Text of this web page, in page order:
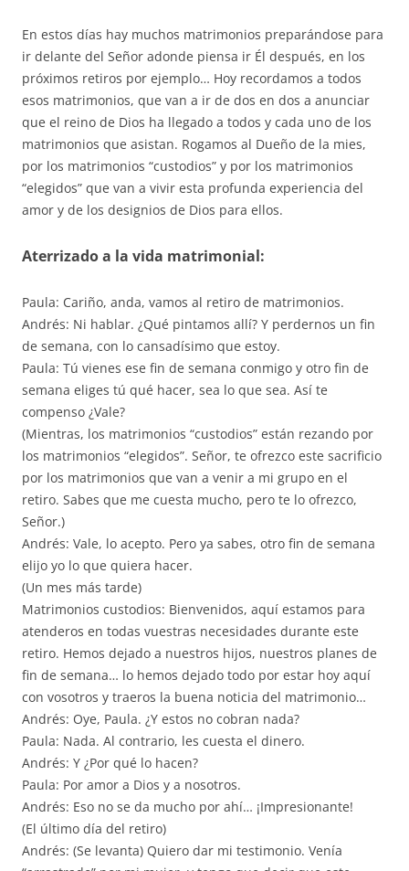
En estos días hay muchos matrimonios preparándose para
ir delante del Señor adonde piensa ir Él después, en los
próximos retiros por ejemplo… Hoy recordamos a todos
esos matrimonios, que van a ir de dos en dos a anunciar
que el reino de Dios ha llegado a todos y cada uno de los
matrimonios que asistan. Rogamos al Dueño de la mies,
por los matrimonios “custodios” y por los matrimonios
“elegidos” que van a vivir esta profunda experiencia del
amor y de los designios de Dios para ellos.
Aterrizado a la vida matrimonial:
Paula: Cariño, anda, vamos al retiro de matrimonios.
Andrés: Ni hablar. ¿Qué pintamos allí? Y perdernos un fin
de semana, con lo cansadísimo que estoy.
Paula: Tú vienes ese fin de semana conmigo y otro fin de
semana eliges tú qué hacer, sea lo que sea. Así te
compenso ¿Vale?
(Mientras, los matrimonios “custodios” están rezando por
los matrimonios “elegidos”. Señor, te ofrezco este sacrificio
por los matrimonios que van a venir a mi grupo en el
retiro. Sabes que me cuesta mucho, pero te lo ofrezco,
Señor.)
Andrés: Vale, lo acepto. Pero ya sabes, otro fin de semana
elijo yo lo que quiera hacer.
(Un mes más tarde)
Matrimonios custodios: Bienvenidos, aquí estamos para
atenderos en todas vuestras necesidades durante este
retiro. Hemos dejado a nuestros hijos, nuestros planes de
fin de semana… lo hemos dejado todo por estar hoy aquí
con vosotros y traeros la buena noticia del matrimonio…
Andrés: Oye, Paula. ¿Y estos no cobran nada?
Paula: Nada. Al contrario, les cuesta el dinero.
Andrés: Y ¿Por qué lo hacen?
Paula: Por amor a Dios y a nosotros.
Andrés: Eso no se da mucho por ahí… ¡Impresionante!
(El último día del retiro)
Andrés: (Se levanta) Quiero dar mi testimonio. Venía